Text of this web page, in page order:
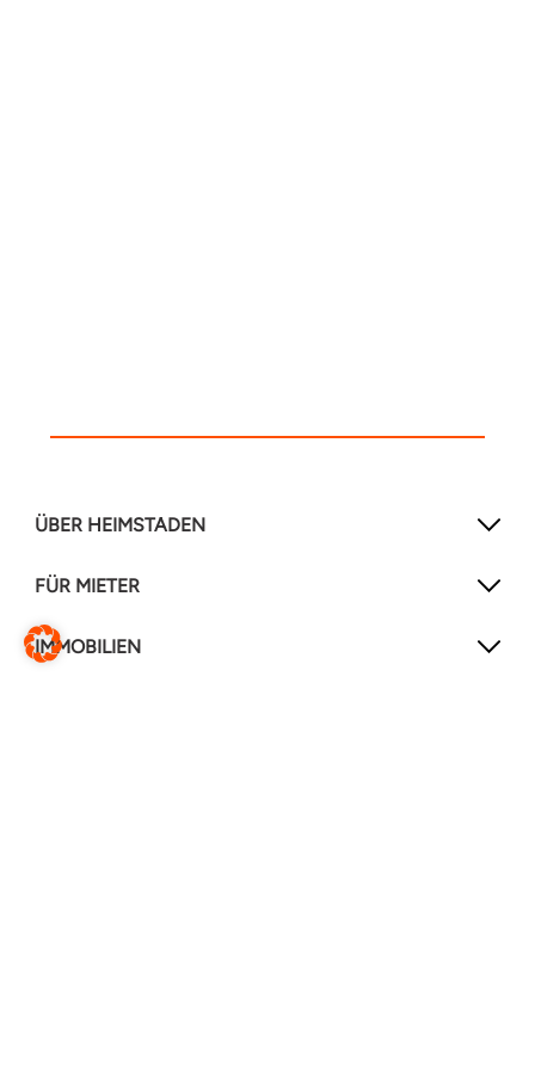
ÜBER HEIMSTADEN
FÜR MIETER
IMMOBILIEN